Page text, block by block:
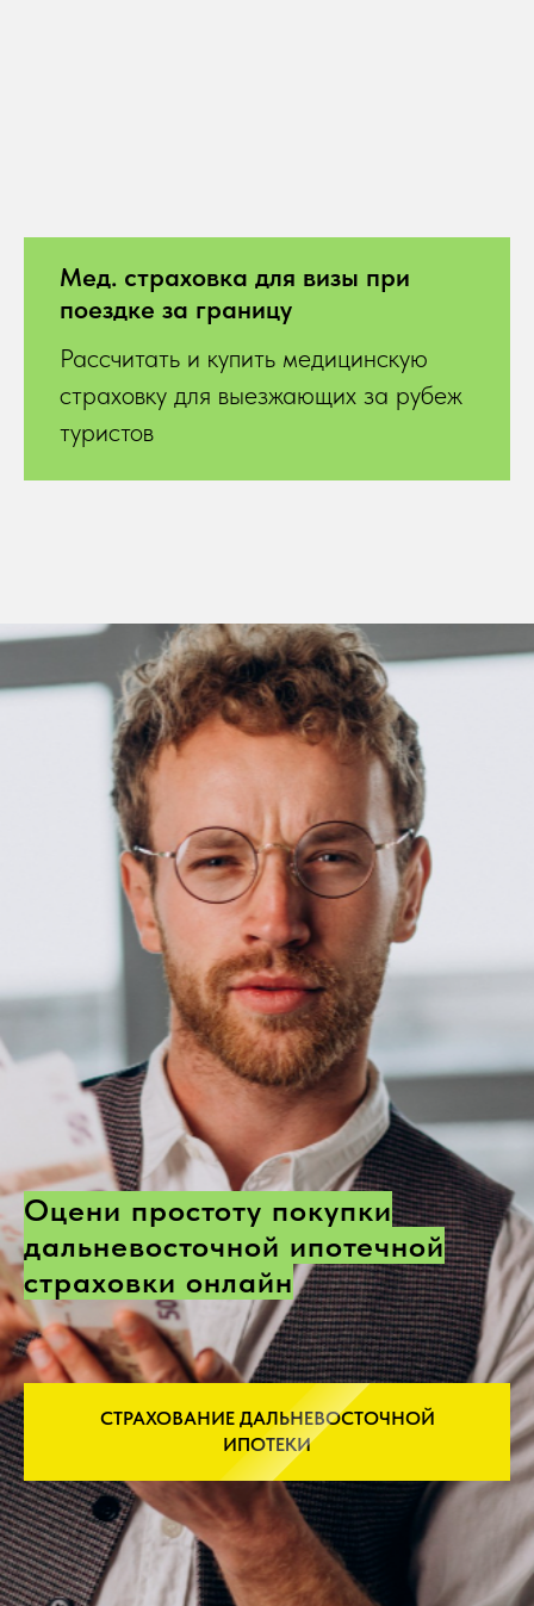
Мед. страховка для визы при
поездке за границу
Рассчитать и купить медицинскую
страховку для выезжающих за рубеж
туристов
Оцени простоту покупки
дальневосточной ипотечной
страховки онлайн
СТРАХОВАНИЕ ДАЛЬНЕВОСТОЧНОЙ
ИПОТЕКИ